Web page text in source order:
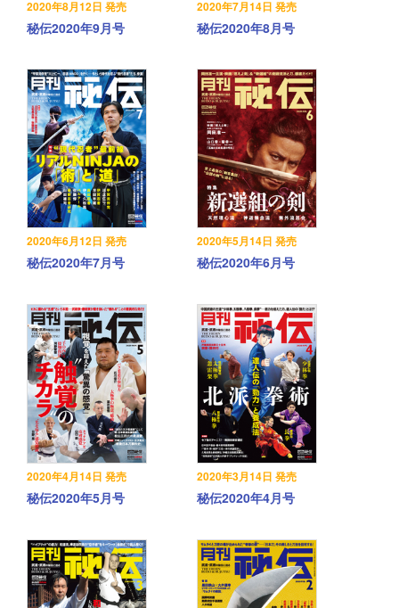
2020年8月12日 発売
秘伝2020年9月号
2020年7月14日 発売
秘伝2020年8月号
2020年6月12日 発売
秘伝2020年7月号
2020年5月14日 発売
秘伝2020年6月号
2020年4月14日 発売
秘伝2020年5月号
2020年3月14日 発売
秘伝2020年4月号